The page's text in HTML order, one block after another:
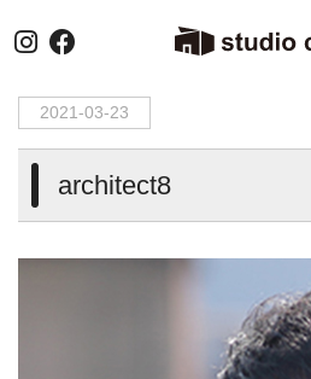
HOME architect8
2021-03-23
architect8